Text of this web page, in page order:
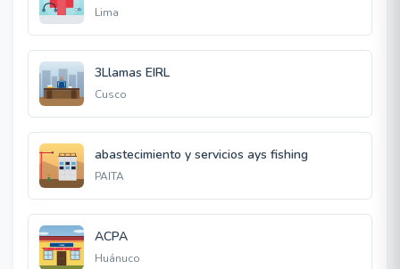
Lima
3Llamas EIRL
Cusco
abastecimiento y servicios ays fishing
PAITA
ACPA
Huánuco